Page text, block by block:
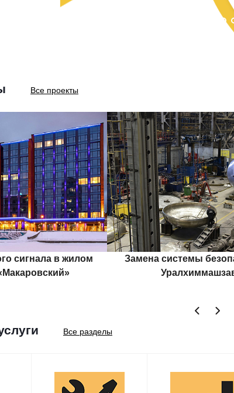
Все проекты
сигнала в жилом
Замена системы
Все разделы